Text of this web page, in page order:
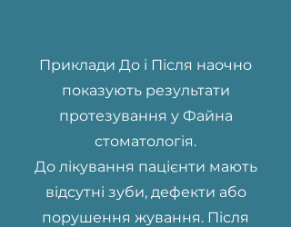
Приклади До і Після наочно
показують результати
протезування у Файна
стоматологія.
До лікування пацієнти мають
відсутні зуби, дефекти або
порушення жування. Після